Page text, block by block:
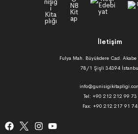
İletişim
Fulya Mah. Büyükdere Cad. Akabe
78/1 Şişli 34394
Tel: +90 212 212 99 73
Fax: +90 212 217 91 74